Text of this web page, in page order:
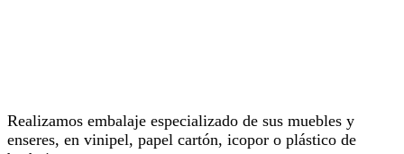
Realizamos embalaje especializado de sus muebles y
enseres, en vinipel, papel cartón, icopor o plástico de